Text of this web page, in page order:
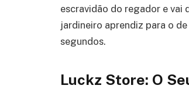
escravidão do regador e vai
jardineiro aprendiz para o
segundos.
Luckz Store: O